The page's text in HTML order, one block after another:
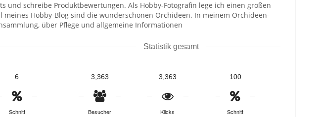
und schreibe Produktbewertungen. Als Hobby-Fotografin lege ich einen großen
meines Hobby-Blog sind die wunderschönen Orchideen. In meinem Orchideen-
über Pflege und allgemeine Informationen
6
Schnitt
Statistik gesamt
3,363
Besucher
3,363
Klicks
100
Schnitt